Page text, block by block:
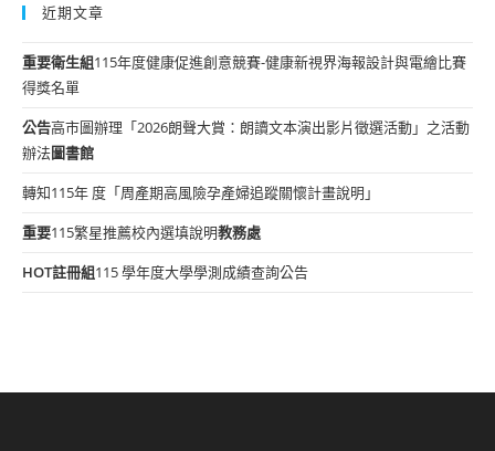
近期文章
重要衛生組115年度健康促進創意競賽-健康新視界海報設計與電繪比賽
得獎名單
公告高市圖辦理「2026朗聲大賞：朗讀文本演出影片徵選活動」之活動
辦法圖書館
轉知115年 度「周產期高風險孕產婦追蹤關懷計畫說明」
重要115繁星推薦校內選填說明教務處
HOT註冊組115 學年度大學學測成績查詢公告